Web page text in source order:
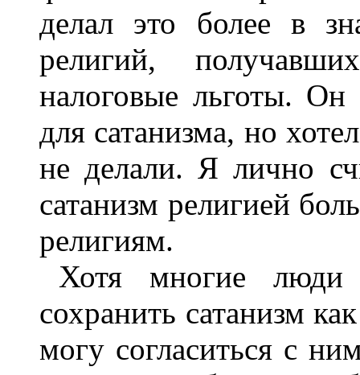
делал это более в
религий,
налоговые льготы. Он
для сатанизма, но
не делали. Я лично
сатанизм религией
религиям.
Хотя многие
сохранить сатанизм
могу согласиться с